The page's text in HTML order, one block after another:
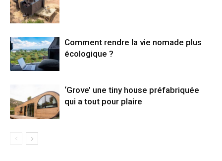
Comment rendre la vie nomade plus
écologique ?
‘Grove’ une tiny house préfabriquée
qui a tout pour plaire